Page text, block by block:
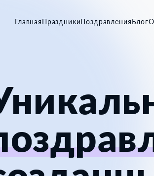
ГлавнаяПраздникиПоздравленияБлог